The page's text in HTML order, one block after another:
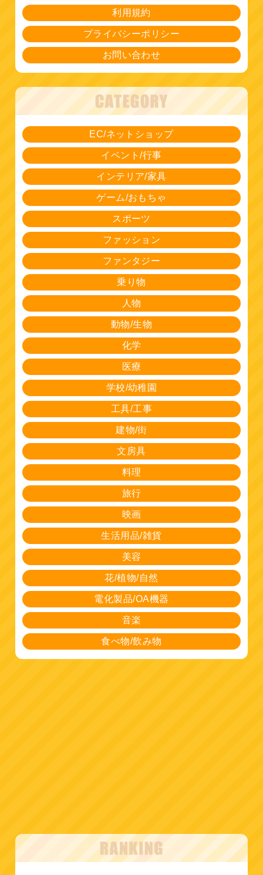
利用規約
プライバシーポリシー
お問い合わせ
EC/ネットショップ
イベント/行事
インテリア/家具
ゲーム/おもちゃ
スポーツ
ファッション
ファンタジー
乗り物
人物
動物/生物
化学
医療
学校/幼稚園
工具/工事
建物/街
文房具
料理
旅行
映画
生活用品/雑貨
美容
花/植物/自然
電化製品/OA機器
音楽
食べ物/飲み物